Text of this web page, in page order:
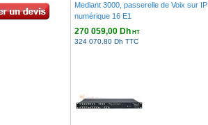
Mediant 3000, passerelle de Voix sur IP
numérique 16 E1
270 059,00 DhHT
324 070,80 Dh TTC